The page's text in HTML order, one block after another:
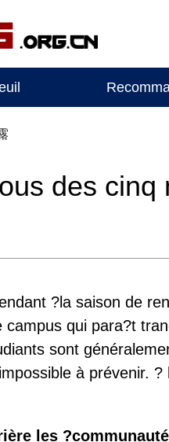
des
?la saison de
campus qui para?t
sont
à prévenir.
les